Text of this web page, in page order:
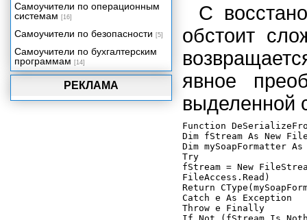
С
обстоит
явное
выделенной
Function
Dim fStream As New
Dim mySoapFormatter
Try
fStream = New
FileAccess.Read)
Return
Catch e As Exception
Throw e Finally
РЕКЛАМА
Самоучители по операционным
системам [16]
Самоучители по безопасности [5]
Самоучители по бухгалтерским
программам [14]